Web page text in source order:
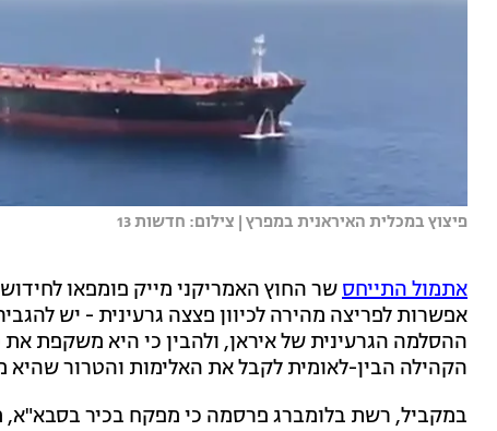
פיצוץ במכלית האיראנית במפרץ | צילום: חדשות 13
אתמול התייחס שר החוץ האמריקני מייק פומפאו
אפשרות לפריצה מהירה לכיוון פצצה גרעינית - יש
ההסלמה הגרעינית של איראן, ולהבין כי היא משקפת
הקהילה הבין-לאומית לקבל את האלימות והטרור
במקביל, רשת בלומברג פרסמה כי מפקח בכיר בסבא"א,